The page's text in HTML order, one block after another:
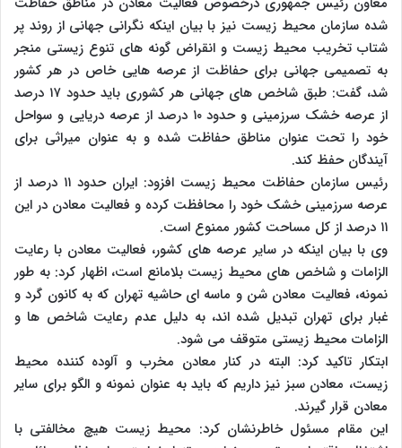
شده سازمان محیط زیست نیز با بیان اینکه نگرانی جهانی از روند پر
شتاب تخریب محیط زیست و انقراض گونه های تنوع زیستی منجر
به تصمیمی جهانی برای حفاظت از عرصه هایی خاص در هر کشور
شد، گفت: طبق شاخص های جهانی هر کشوری باید حدود ۱۷ درصد
از عرصه خشک سرزمینی و حدود ۱۰ درصد از عرصه دریایی و سواحل
خود را تحت عنوان مناطق حفاظت شده و به عنوان میراثی برای
آیندگان حفظ کند.
رئیس سازمان حفاظت محیط زیست افزود: ایران حدود ۱۱ درصد از
عرصه سرزمینی خشک خود را محافظت کرده و فعالیت معادن در این
۱۱ درصد از کل مساحت کشور ممنوع است.
وی با بیان اینکه در سایر عرصه های کشور، فعالیت معادن با رعایت
الزامات و شاخص های محیط زیست بلامانع است، اظهار کرد: به طور
نمونه، فعالیت معادن شن و ماسه ای حاشیه تهران که به کانون گرد و
غبار برای تهران تبدیل شده اند، به دلیل عدم رعایت شاخص ها و
الزامات محیط زیستی متوقف می شود.
ابتکار تاکید کرد: البته در کنار معادن مخرب و آلوده کننده محیط
زیست، معادن سبز نیز داریم که باید به عنوان نمونه و الگو برای سایر
معادن قرار گیرند.
این مقام مسئول خاطرنشان کرد: محیط زیست هیچ مخالفتی با